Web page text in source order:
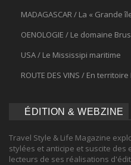
MADAGASCAR / La «
OENOLOGIE / Le domaine
USA / Le Mississipi maritime
ROUTE DES VINS / En
ÉDITION & WEBZINE
Travel Style & Life Magazine
stylées et anticipe et suscite des
lecteurs de ses réalisations